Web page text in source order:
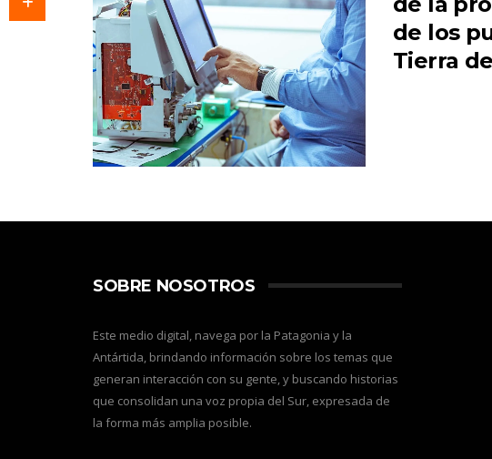
de los
Tierra
SOBRE NOSOTROS
Este medio digital, navega por la Patagonia y la
Antártida, brindando información sobre los temas que
generan interacción con su gente, y buscando historias
que consolidan una voz propia del Sur, expresada de
la forma más amplia posible.